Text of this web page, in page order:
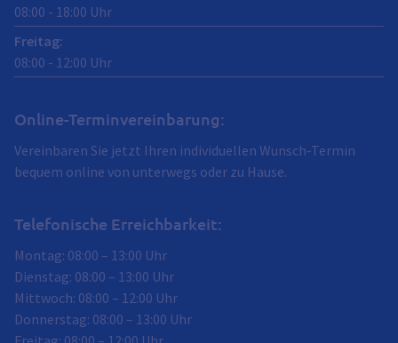
08:00 - 18:00 Uhr
Freitag:
08:00 - 12:00 Uhr
Online-Terminvereinbarung:
Vereinbaren Sie jetzt Ihren individuellen Wunsch-Termin
bequem online von unterwegs oder zu Hause.
Telefonische Erreichbarkeit:
Montag: 08:00 – 13:00 Uhr
Dienstag: 08:00 – 13:00 Uhr
Mittwoch: 08:00 – 12:00 Uhr
Donnerstag: 08:00 – 13:00 Uhr